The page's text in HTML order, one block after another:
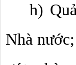
h)
Nhà